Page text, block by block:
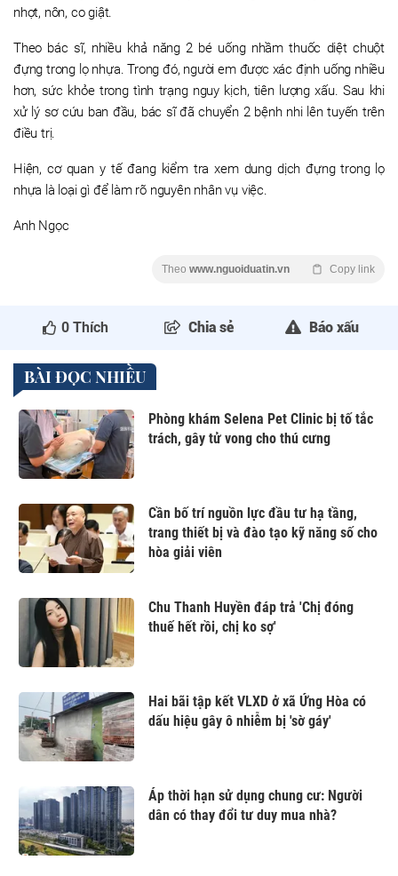
nhợt, nôn, co giật.
Theo bác sĩ, nhiều khả năng 2 bé uống nhầm thuốc diệt chuột
đựng trong lọ nhựa. Trong đó, người em được xác định uống nhiều
hơn, sức khỏe trong tình trạng nguy kịch, tiên lượng xấu. Sau khi
xử lý sơ cứu ban đầu, bác sĩ đã chuyển 2 bệnh nhi lên tuyến trên
điều trị.
Hiện, cơ quan y tế đang kiểm tra xem dung dịch đựng trong lọ
nhựa là loại gì để làm rõ nguyên nhân vụ việc.
Anh Ngọc
Theo www.nguoiduatin.vn Copy link
0 Thích Chia sẻ Báo xấu
BÀI ĐỌC NHIỀU
Phòng khám Selena Pet Clinic bị tố tắc
trách, gây tử vong cho thú cưng
Cần bố trí nguồn lực đầu tư hạ tầng,
trang thiết bị và đào tạo kỹ năng số cho
hòa giải viên
Chu Thanh Huyền đáp trả 'Chị đóng
thuế hết rồi, chị ko sợ'
Hai bãi tập kết VLXD ở xã Ứng Hòa có
dấu hiệu gây ô nhiễm bị 'sờ gáy'
Áp thời hạn sử dụng chung cư: Người
dân có thay đổi tư duy mua nhà?